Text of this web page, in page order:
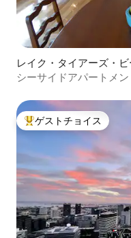
レイク・タイアーズ・
アパート
シーサイドアパートメン
大好評のゲストチョイス
ゲストチョイス